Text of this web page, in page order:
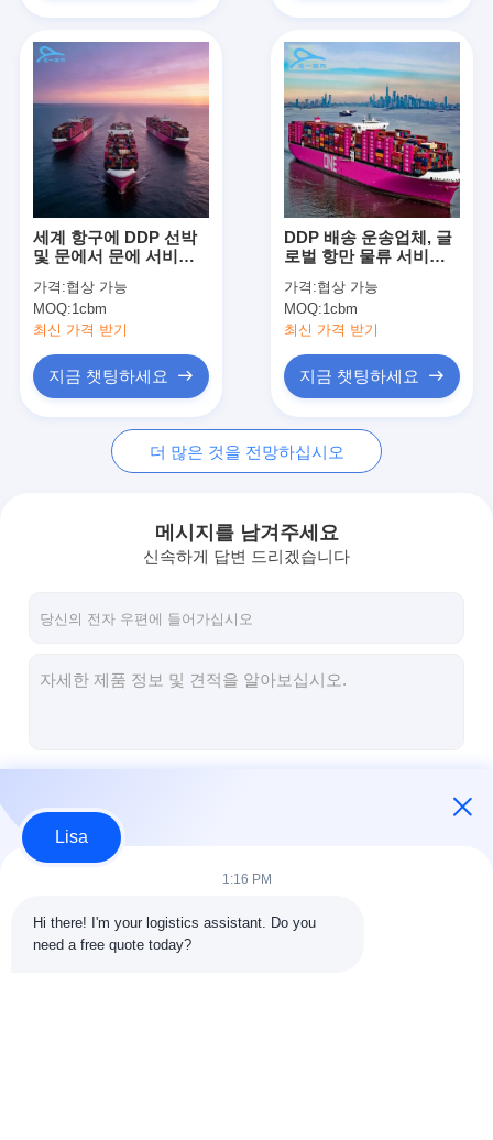
제품 소개
회사 소개
공장 투어
품질 관리
연락처
뉴스
모든 케이스
공기 운임 후불
해상운송
트럭 화물
세계 항구에 DDP 선박
및 문에서 문에 서비스
운송업자 및 운송 대리
인
가격:협상 가능
MOQ:1cbm
최신 가격 받기
지금 챗팅하세요
DDP 배송 운송업체, 글
로벌 항만 물류 서비스
가격:협상 가능
MOQ:1cbm
최신 가격 받기
지금 챗팅하세요
더 많은 것을 전망하십시오
메시지를 남겨주세요
신속하게 답변 드리겠습니다
Lisa
1:16 PM
Hi there! I'm your logistics assistant. Do you
need a free quote today?